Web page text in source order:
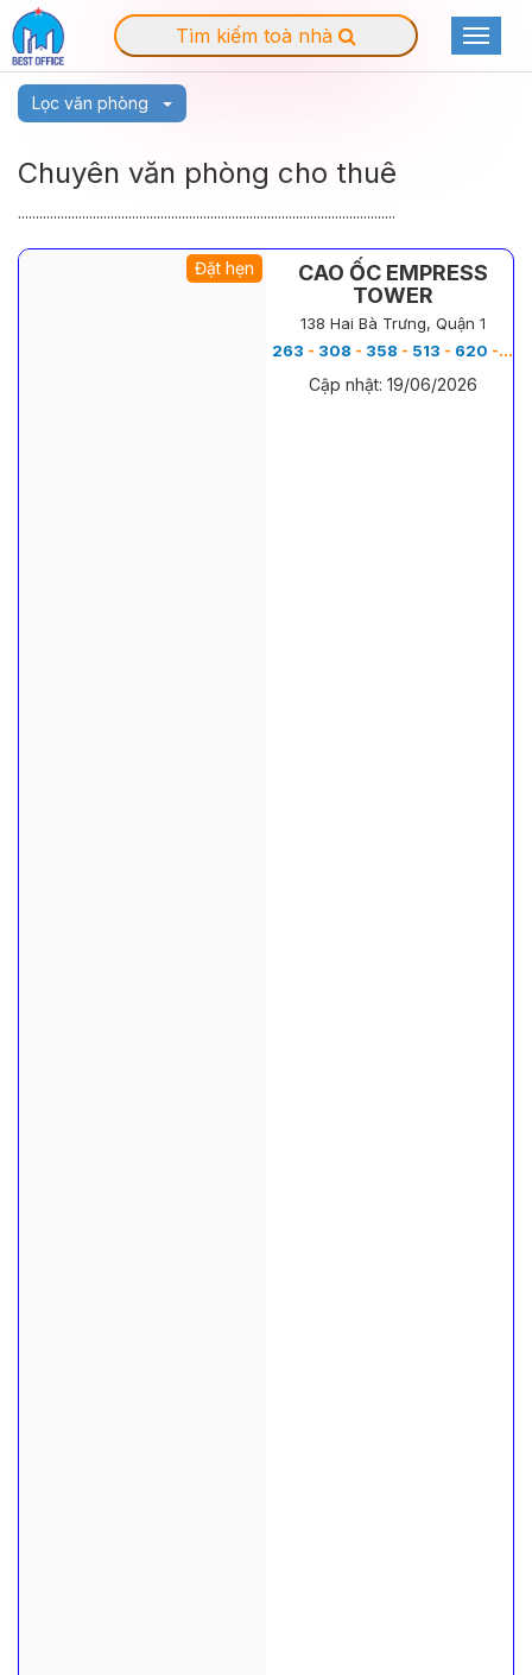
Tìm kiếm toà nhà
Toggle
Chuyên văn phòng cho thuê
..........................................................................................................
Đặt hẹn
CAO ỐC EMPRESS
TOWER
138 Hai Bà Trưng, Quận 1
263 - 308 - 358 - 513 - 620 -
Cập nhật: 19/06/2026